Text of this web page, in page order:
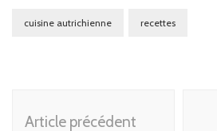
cuisine autrichienne recettes
Article précédent